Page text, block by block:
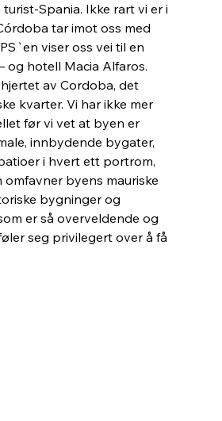
Spania. Ikke rart vi er i
tar imot oss med
viser oss vei til en
og hotell Macia Alfaros.
av Cordoba, det
kvarter. Vi har ikke mer
før vi vet at byen er
innbydende bygater,
i hvert ett portrom,
byens mauriske
bygninger og
er så overveldende og
seg privilegert over å få